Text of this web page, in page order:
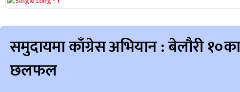
समुदायमा काँग्रेस अभियान : बेलौरी
छलफल